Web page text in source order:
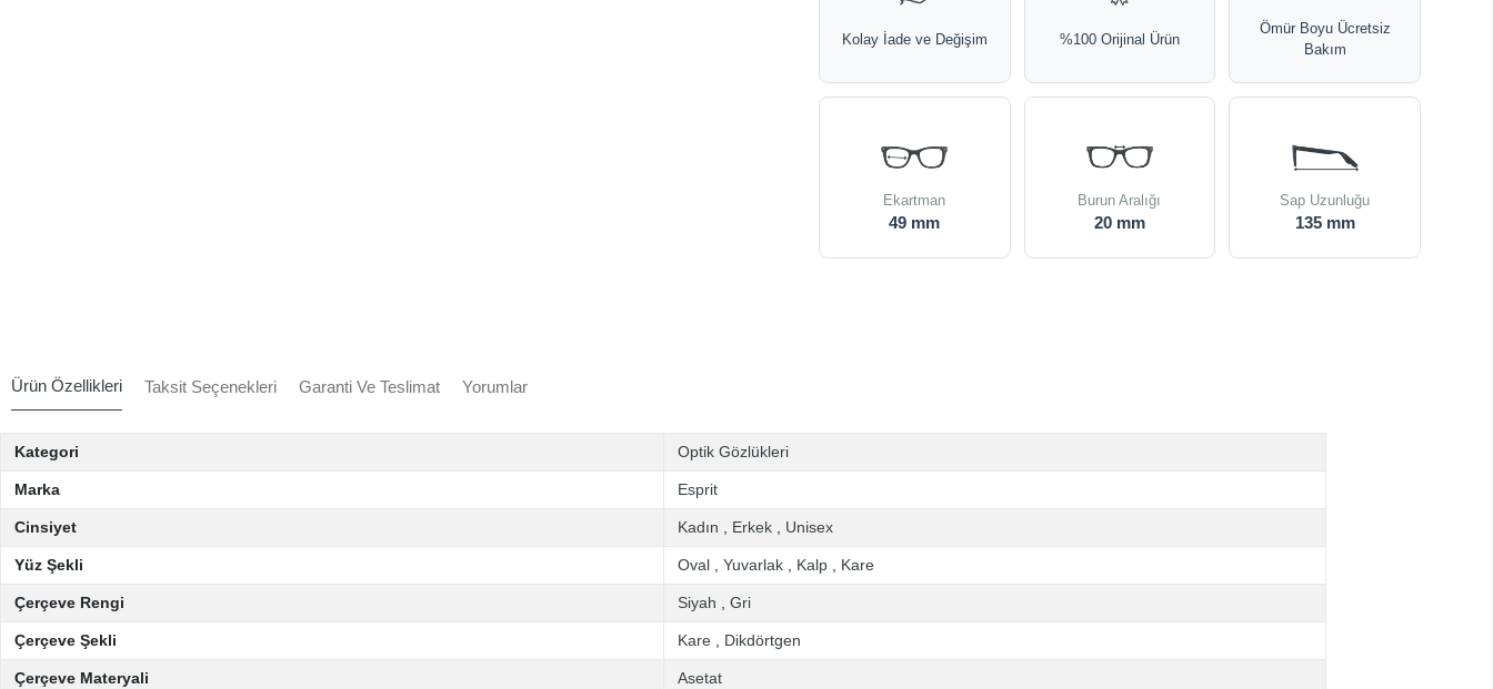
Kolay İade ve Değişim %100 Orijinal Ürün
Ömür Boyu Ücretsiz
Bakım
Ekartman
49 mm
Burun Aralığı
20 mm
Sap Uzunluğu
135 mm
Ürün Özellikleri Taksit Seçenekleri Garanti Ve Teslimat Yorumlar
Kategori Optik Gözlükleri
Marka Esprit
Cinsiyet Kadın Erkek Unisex
Yüz Şekli Oval Yuvarlak Kalp Kare
Çerçeve Rengi Siyah Gri
Çerçeve Şekli Kare Dikdörtgen
Çerçeve Materyali Asetat